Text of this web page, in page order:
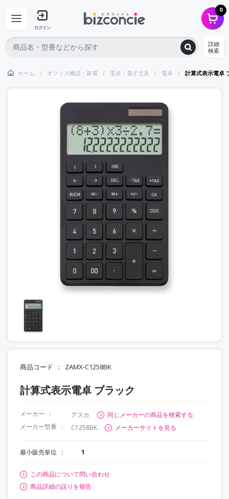
ログイン
0
詳細
検索
ホーム オフィス機器・家電 電卓・電子文具 電卓 計算式表示電卓
商品コード ZAMX-C1258BK
計算式表示電卓 ブラック
メーカー アスカ
同じメーカーの商品を検索する
メーカー型番
C1258BK メーカーサイトを見る
最小販売単位 1
この商品について問い合わせ
商品詳細の誤りを報告